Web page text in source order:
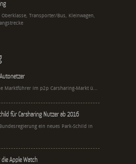
Transporter/Bus, Kleinwagen,
Marktführer im p2p Carsharing-Markt ü...
für Carsharing Nutzer ab 2016
ein neues Park-Schild in
Apple Watch